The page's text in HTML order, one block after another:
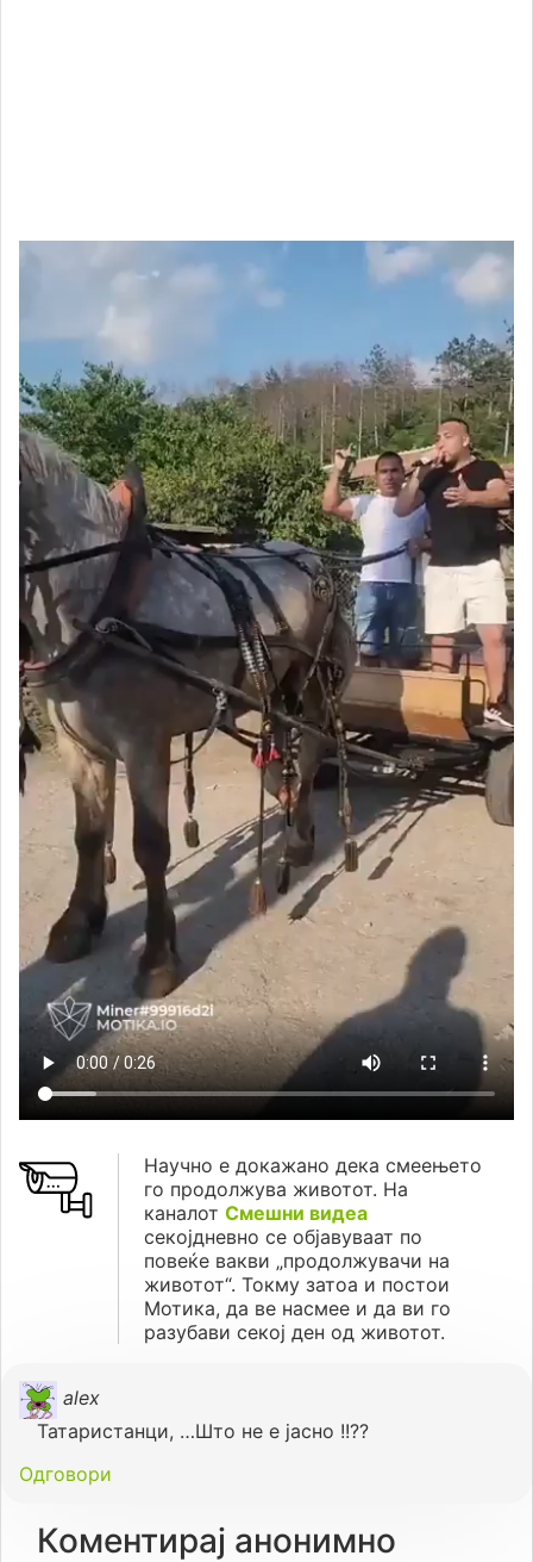
Научно е докажано дека смеењето
го продолжува животот. На
каналот Смешни видеа
секојдневно се објавуваат по
повеќе вакви „продолжувачи на
животот“. Токму затоа и постои
Мотика, да ве насмее и да ви го
разубави секој ден од животот.
alex
Татаристанци, …Што не е јасно !!??
Одговори
Коментирај анонимно